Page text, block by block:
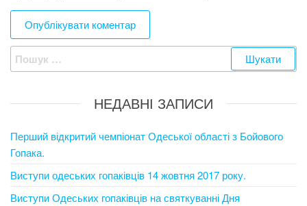
Пошук:
НЕДАВНІ ЗАПИСИ
Перший відкритий чемпіонат Одеської області з Бойового
Гопака.
Виступи одеських гопаківців 14 жовтня 2017 року.
Виступи Одеських гопаківців на святкуванні Дня